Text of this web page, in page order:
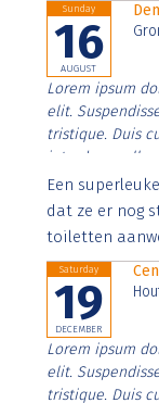
Sunday
16
AUGUST
Lorem ipsum
elit.
tristique. Duis
interdum nulla,
Aenean
imperdiet.
Een
dat ze er nog
toiletten
Saturday
19
DECEMBER
Lorem ipsum
elit.
tristique. Duis